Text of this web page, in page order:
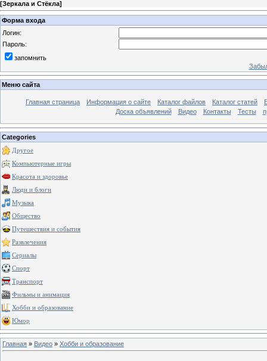
[Зеркала и Стёкла]
Форма входа
Логин:
Пароль:
запомнить
Меню сайта
Главная страница Информация о сайте Каталог файлов Каталог статей
Доска объявлений
Видео Контакты Тесты
Categories
Другое
Компьютерные игры
Красота и здоровье
Люди и блоги
Музыка
Общество
Путешествия и события
Развлечения
Сериалы
Спорт
Транспорт
Фильмы и анимация
Хобби и образование
Юмор
Главная » Видео » Хобби и образование